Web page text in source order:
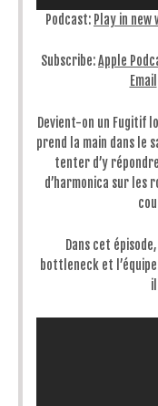
Podcast: Play in new
Subscribe:Apple
Email
Devient-on un Fugitif
prend la main dans le
tenter d’y
d’harmonica sur les
Dans cet
bottleneck et